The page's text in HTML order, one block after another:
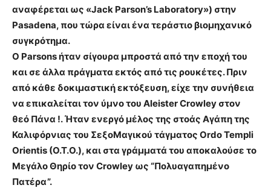
αναφέρεται ως «Jack Parson’s Laboratory») στην
Pasadena, που τώρα είναι ένα τεράστιο βιομηχανικό
συγκρότημα.
Ο Parsons ήταν σίγουρα μπροστά από την εποχή του
και σε άλλα πράγματα εκτός από τις ρουκέτες. Πριν
από κάθε δοκιμαστική εκτόξευση, είχε την συνήθεια
να επικαλείται τον ύμνο του Aleister Crowley στον
θεό Πάνα !. Ήταν ενεργό μέλος της στοάς Αγάπη της
Καλιφόρνιας του ΣεξοΜαγικού τάγματος Ordo Templi
Orientis (O.T.O.), και στα γράμματά του αποκαλούσε το
Μεγάλο Θηρίο τον Crowley ως “Πολυαγαπημένο
Πατέρα”.